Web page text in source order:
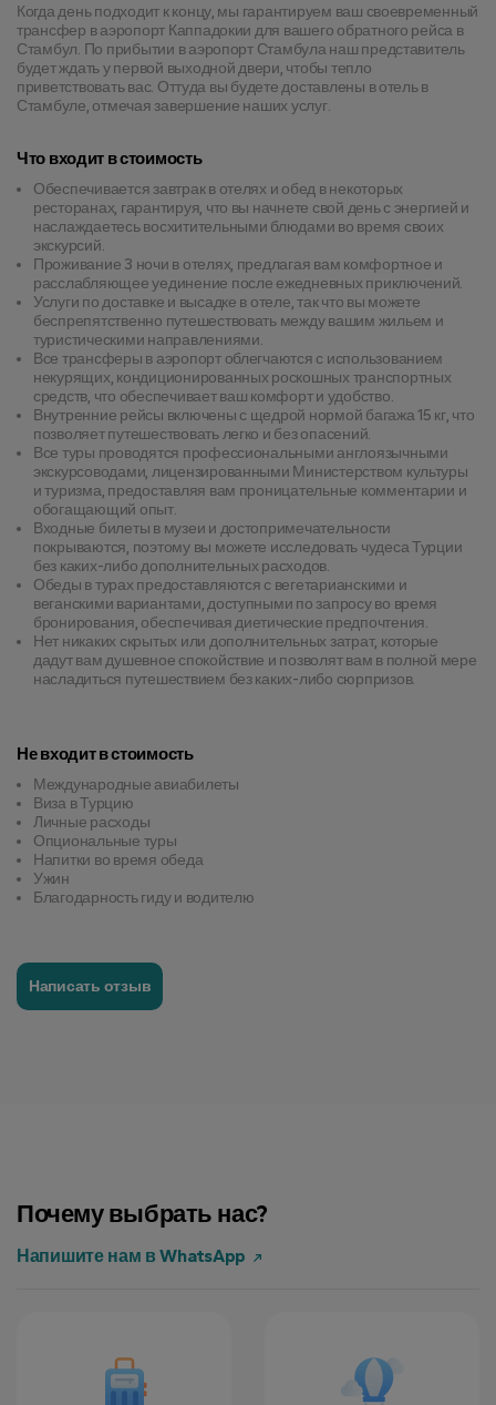
Когда день подходит к концу, мы гарантируем ваш своевременный
трансфер в аэропорт Каппадокии для вашего обратного рейса в
Стамбул. По прибытии в аэропорт Стамбула наш представитель
будет ждать у первой выходной двери, чтобы тепло
приветствовать вас. Оттуда вы будете доставлены в отель в
Стамбуле, отмечая завершение наших услуг.
Что входит в стоимость
Обеспечивается завтрак в отелях и обед в некоторых
ресторанах, гарантируя, что вы начнете свой день с энергией и
наслаждаетесь восхитительными блюдами во время своих
экскурсий.
Проживание 3 ночи в отелях, предлагая вам комфортное и
расслабляющее уединение после ежедневных приключений.
Услуги по доставке и высадке в отеле, так что вы можете
беспрепятственно путешествовать между вашим жильем и
туристическими направлениями.
Все трансферы в аэропорт облегчаются с использованием
некурящих, кондиционированных роскошных транспортных
средств, что обеспечивает ваш комфорт и удобство.
Внутренние рейсы включены с щедрой нормой багажа 15 кг, что
позволяет путешествовать легко и без опасений.
Все туры проводятся профессиональными англоязычными
экскурсоводами, лицензированными Министерством культуры
и туризма, предоставляя вам проницательные комментарии и
обогащающий опыт.
Входные билеты в музеи и достопримечательности
покрываются, поэтому вы можете исследовать чудеса Турции
без каких-либо дополнительных расходов.
Обеды в турах предоставляются с вегетарианскими и
веганскими вариантами, доступными по запросу во время
бронирования, обеспечивая диетические предпочтения.
Нет никаких скрытых или дополнительных затрат, которые
дадут вам душевное спокойствие и позволят вам в полной мере
насладиться путешествием без каких-либо сюрпризов.
Не входит в стоимость
Международные авиабилеты
Виза в Турцию
Личные расходы
Опциональные туры
Напитки во время обеда
Ужин
Благодарность гиду и водителю
Написать отзыв
Почему выбрать нас?
Напишите нам в WhatsApp